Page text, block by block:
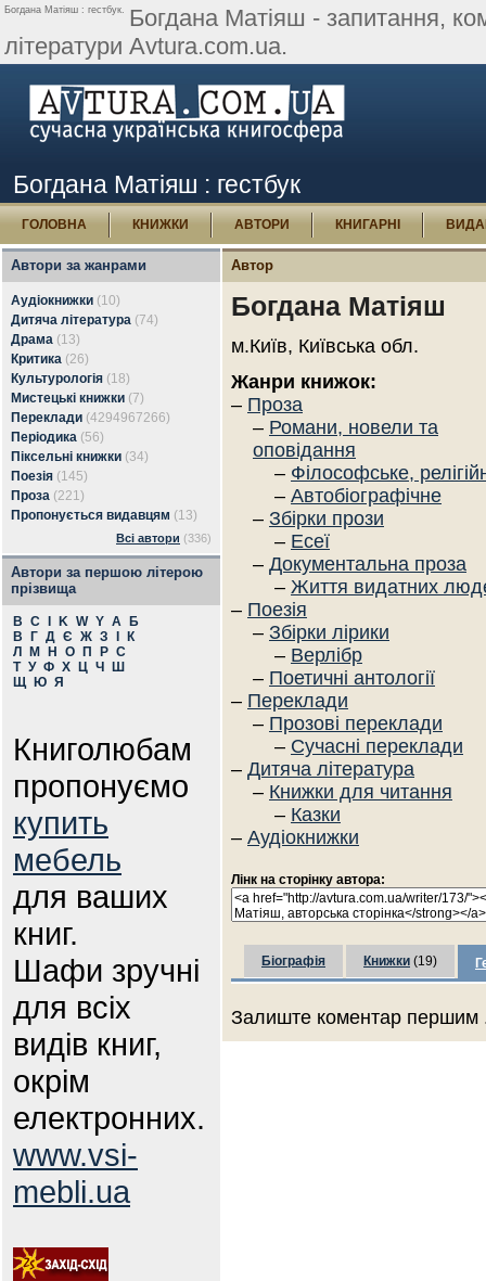
Богдана Матіяш : гестбук. Богдана Матіяш - запитання,
літератури Avtura.com.ua.
Богдана Матіяш : гестбук
ГОЛОВНА КНИЖКИ АВТОРИ КНИГАРНІ
Автори за жанрами
Аудіокнижки (10)
Дитяча література (74)
Драма (13)
Критика (26)
Культурологія (18)
Мистецькі книжки (7)
Переклади (4294967266)
Періодика (56)
Піксельні книжки (34)
Поезія (145)
Проза (221)
Пропонується видавцям (13)
Всі автори (336)
Автори за першою літерою
прізвища
B C K W Y А
Б
В
Г Д Є Ж З
К
Л
М Н О П Р С
Т У Ф Х Ц Ч
Ш
Щ
Ю Я
Книголюбам
пропонуємо
купить
мебель
для ваших
книг.
Шафи зручні
для всіх
видів книг,
окрім
електронних.
www.vsi-
mebli.ua
Автор
Богдана Матіяш
м.Київ, Київська обл.
Жанри книжок:
– Проза
– Романи, новели та
оповідання
– Філософське,
– Автобіографічне
– Збірки прози
– Есеї
– Документальна проза
– Життя видатних
– Поезія
– Збірки лірики
– Верлібр
– Поетичні антології
– Переклади
– Прозові переклади
– Сучасні переклади
– Дитяча література
– Книжки для читання
– Казки
– Аудіокнижки
Лінк на сторінку автора:
Біографія Книжки (19)
Залиште коментар першим